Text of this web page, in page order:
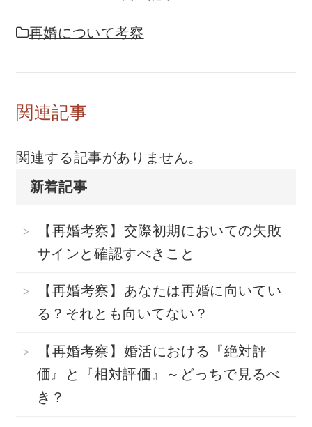
再婚について考察
関連記事
関連する記事がありません。
新着記事
【再婚考察】交際初期においての失敗
サインと確認すべきこと
【再婚考察】あなたは再婚に向いてい
る？それとも向いてない？
【再婚考察】婚活における『絶対評
価』と『相対評価』～どっちで見るべ
き？